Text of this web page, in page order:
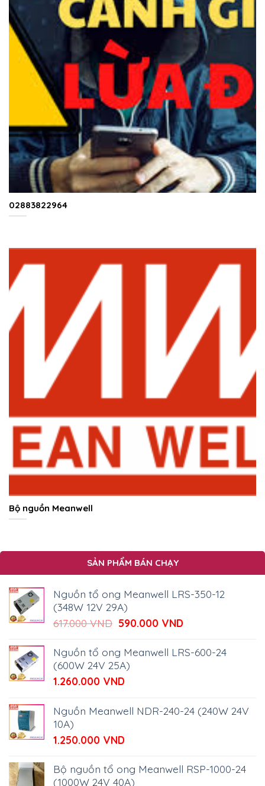
02883822964
Bộ nguồn Meanwell
SẢN PHẨM BÁN CHẠY
Nguồn tổ ong Meanwell LRS-350-12
(348W 12V 29A)
617.000VND Giá
là:
617.000 VND.
590.000 VND
tại
Nguồn tổ ong Meanwell LRS-600-24
(600W 24V 25A)
1.260.000 VND
Nguồn Meanwell NDR-240-24 (240W 24V
10A)
1.250.000 VND
Bộ nguồn tổ ong Meanwell RSP-1000-24
(1000W 24V 40A)